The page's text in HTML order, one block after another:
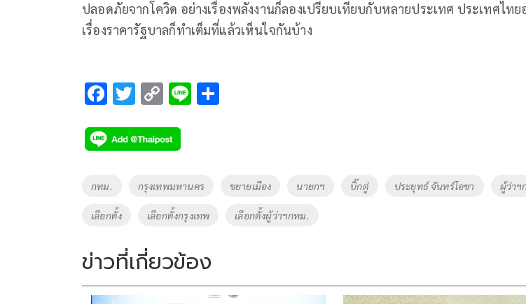
ปลอดภัยจากโควิด อย่างเรื่องพลังงานก็ลองเปรียบเทียบกับหลายประเทศ ประเทศไทย
เรื่องราคารัฐบาลก็ทำเต็มที่แล้วเห็นใจกันบ้าง
F
e
b
o
o
k
T
tt
er
C
p
y
Li
n
k
Li
Tags
กทม. กรุงเทพมหานคร ขยายเมือง นายกฯ บิ๊กตู่ ประยุทธ์ จันทร์โอชา ผู้ว่าฯ
เลือกตั้ง เลือกตั้งกรุงเทพ เลือกตั้งผู้ว่าฯกทม.
ข่าวที่เกี่ยวข้อง